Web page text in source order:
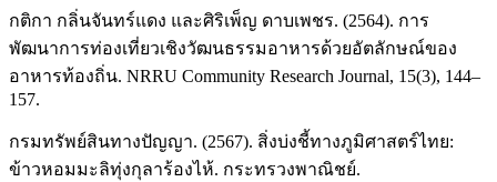
กติกา กลิ่นจันทร์แดง และศิริเพ็ญ ดาบเพชร. (2564). การ
พัฒนาการท่องเที่ยวเชิงวัฒนธรรมอาหารด้วยอัตลักษณ์ของ
อาหารท้องถิ่น. NRRU Community Research Journal, 15(3), 144–
157.
กรมทรัพย์สินทางปัญญา. (2567). สิ่งบ่งชี้ทางภูมิศาสตร์ไทย:
ข้าวหอมมะลิทุ่งกุลาร้องไห้. กระทรวงพาณิชย์.